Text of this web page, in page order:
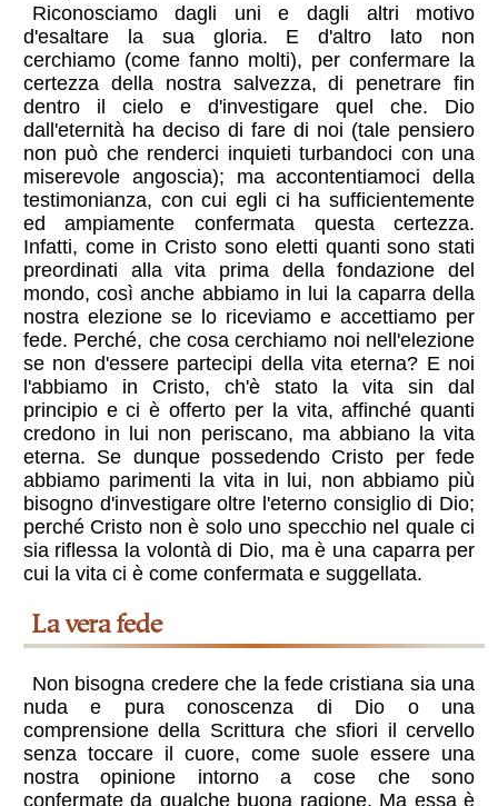
Riconosciamo dagli uni e dagli altri motivo
d'esaltare la sua gloria. E d'altro lato non
cerchiamo (come fanno molti), per confermare la
certezza della nostra salvezza, di penetrare fin
dentro il cielo e d'investigare quel che. Dio
dall'eternità ha deciso di fare di noi (tale pensiero
non può che renderci inquieti turbandoci con una
miserevole angoscia); ma accontentiamoci della
testimonianza, con cui egli ci ha sufficientemente
ed ampiamente confermata questa certezza.
Infatti, come in Cristo sono eletti quanti sono stati
preordinati alla vita prima della fondazione del
mondo, così anche abbiamo in lui la caparra della
nostra elezione se lo riceviamo e accettiamo per
fede. Perché, che cosa cerchiamo noi nell'elezione
se non d'essere partecipi della vita eterna? E noi
l'abbiamo in Cristo, ch'è stato la vita sin dal
principio e ci è offerto per la vita, affinché quanti
credono in lui non periscano, ma abbiano la vita
eterna. Se dunque possedendo Cristo per fede
abbiamo parimenti la vita in lui, non abbiamo più
bisogno d'investigare oltre l'eterno consiglio di Dio;
perché Cristo non è solo uno specchio nel quale ci
sia riflessa la volontà di Dio, ma è una caparra per
cui la vita ci è come confermata e suggellata.
La vera fede
Non bisogna credere che la fede cristiana sia una
nuda e pura conoscenza di Dio o una
comprensione della Scrittura che sfiori il cervello
senza toccare il cuore, come suole essere una
nostra opinione intorno a cose che sono
confermate da qualche buona ragione. Ma essa è